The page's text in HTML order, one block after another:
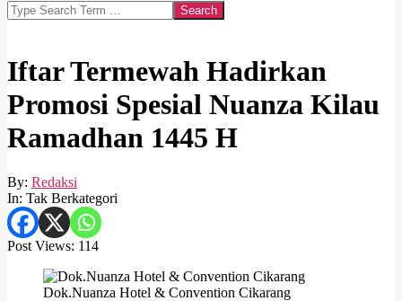
Search
Iftar Termewah Hadirkan
Promosi Spesial Nuanza Kilau
Ramadhan 1445 H
By: Redaksi
In: Tak Berkategori
Post Views: 114
Dok.Nuanza Hotel & Convention Cikarang